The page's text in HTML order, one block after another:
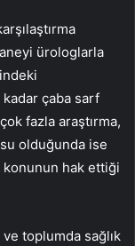
ürologlarla
çaba sarf
fazla araştırma,
olduğunda ise
hak ettiği
toplumda sağlık